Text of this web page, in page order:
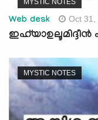
MYSTIC NOTES
Web desk Oct 31,
MYSTIC NOTES